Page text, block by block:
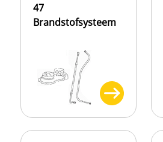
47
Brandstofsysteem